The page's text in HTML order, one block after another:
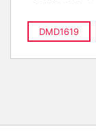
DMD1619